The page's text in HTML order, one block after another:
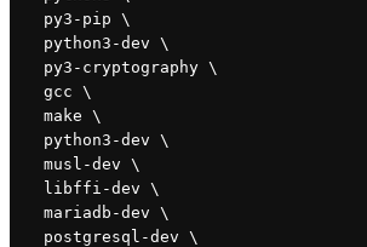
py3-pip \
python3-dev \
py3-cryptography \
gcc \
make \
python3-dev \
musl-dev \
libffi-dev \
mariadb-dev \
postgresql-dev \